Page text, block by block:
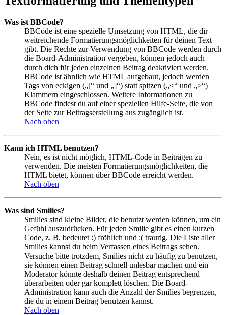
Was ist BBCode?
BBCode ist eine spezielle Umsetzung von HTML, die dir
weitreichende Formatierungsmöglichkeiten für deinen Text
gibt. Die Rechte zur Verwendung von BBCode werden durch
die Board-Administration vergeben, können jedoch auch
durch dich für jeden einzelnen Beitrag deaktiviert werden.
BBCode ist ähnlich wie HTML aufgebaut, jedoch werden
Tags von eckigen („[“ und „]“) statt spitzen („<“ und „>“)
Klammern eingeschlossen. Weitere Informationen zu
BBCode findest du auf einer speziellen Hilfe-Seite, die von
der Seite zur Beitragserstellung aus zugänglich ist.
Nach oben
Kann ich HTML benutzen?
Nein, es ist nicht möglich, HTML-Code in Beiträgen zu
verwenden. Die meisten Formatierungsmöglichkeiten, die
HTML bietet, können über BBCode erreicht werden.
Nach oben
Was sind Smilies?
Smilies sind kleine Bilder, die benutzt werden können, um ein
Gefühl auszudrücken. Für jeden Smilie gibt es einen kurzen
Code, z. B. bedeutet :) fröhlich und :( traurig. Die Liste aller
Smilies kannst du beim Verfassen eines Beitrags sehen.
Versuche bitte trotzdem, Smilies nicht zu häufig zu benutzen,
sie können einen Beitrag schnell unlesbar machen und ein
Moderator könnte deshalb deinen Beitrag entsprechend
überarbeiten oder gar komplett löschen. Die Board-
Administration kann auch die Anzahl der Smilies begrenzen,
die du in einem Beitrag benutzen kannst.
Nach oben